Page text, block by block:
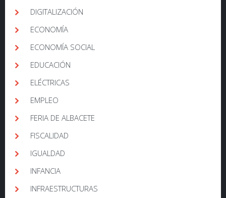
DIGITALIZACIÓN
ECONOMÍA
ECONOMÍA SOCIAL
EDUCACIÓN
ELÉCTRICAS
EMPLEO
FERIA DE ALBACETE
FISCALIDAD
IGUALDAD
INFANCIA
INFRAESTRUCTURAS